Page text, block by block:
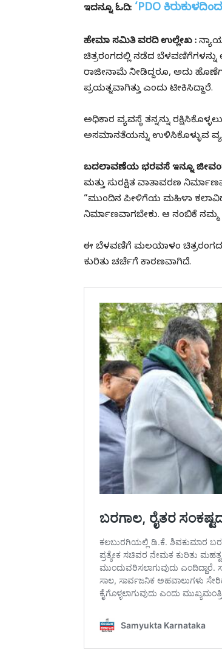
ಇದನ್ನೂ ಓದಿ: ‘PDO
ಹೇಮಾ ಸಮಿತಿ ವರದಿ ಉಲ್ಲೇಖ :
ಚಿತ್ರರಂಗದಲ್ಲಿ ನಡೆದ
ರಾಜೀನಾಮೆ ನೀಡಿದ್ದರೂ, ಅದು
ಪ್ರಯತ್ನವಾಗಿತ್ತು ಎಂದು ಟೀಕಿಸಿದ್ದಾರೆ.
ಅಧಿಕಾರ ವ್ಯವಸ್ಥೆ ತನ್ನನ್ನು
ಅಸಮಾನತೆಯನ್ನು ಉಳಿಸಿಕೊಳ್ಳುವ
ಬದಲಾವಣೆಯ ಭರವಸೆ ಇನ್ನೂ
ಮತ್ತು ಸುರಕ್ಷಿತ ವಾತಾವರಣ
“ಮುಂದಿನ ಪೀಳಿಗೆಯ ಮಹಿಳಾ
ನಿರ್ಮಾಣವಾಗಬೇಕು. ಆ ನಂಬಿಕೆ ನಮ್ಮ
ಈ ಬೆಳವಣಿಗೆ ಮಲಯಾಳಂ
ಕುರಿತು ಚರ್ಚೆಗೆ ಕಾರಣವಾಗಿದೆ.